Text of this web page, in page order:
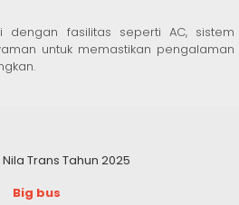
dengan fasilitas seperti AC, sistem
untuk memastikan pengalaman
Trans Tahun 2025
Big bus